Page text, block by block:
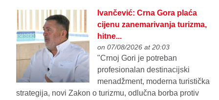
Ivančević: Crna Gora plaća
cijenu zanemarivanja turizma,
hitne...
on 07/08/2026 at 20:03
"Crnoj Gori je potreban
profesionalan destinacijski
menadžment, moderna turistička
strategija, novi Zakon o turizmu, odlučna borba protiv